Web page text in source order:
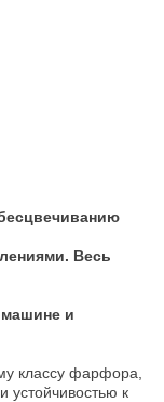
Весь
и
классу фарфора,
устойчивостью к